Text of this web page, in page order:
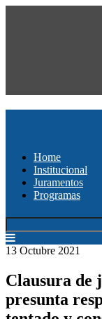
Home
Institucional
Juramentos
Programas
13 Octubre 2021
Clausura de
presunta